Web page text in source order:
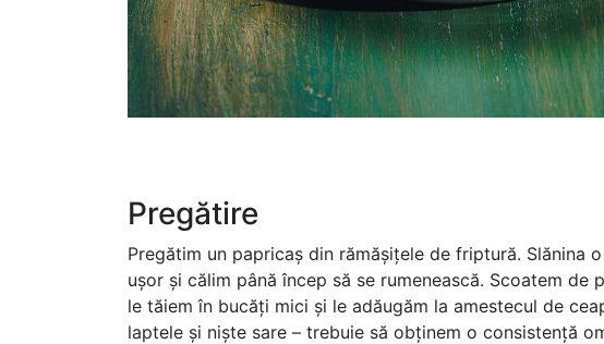
Pregătire
Pregătim un papricaș din rămășițele de friptură. Slănina
ușor și călim până încep să se rumenească. Scoatem
le tăiem în bucăți mici și le adăugăm la amestecul de
laptele și niște sare – trebuie să obținem o consistență